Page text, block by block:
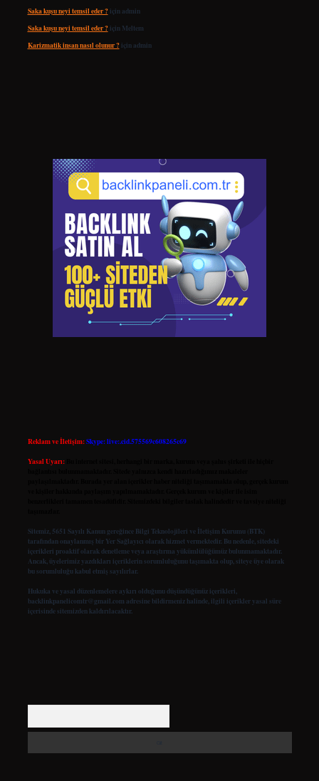
Saka kuşu neyi temsil eder ?içinadmin
Saka kuşu neyi temsil eder ?için Meltem
Karizmatik insan nasıl olunur ?içinadmin
Reklam ve İletişim:Skype: live:.cid.575569c608265c69
Yasal Uyarı:
Sitemiz, 5651 Sayılı Kanun gereğince Bilgi Teknolojileri ve İletişim Kurumu (BTK)
tarafından onaylanmış bir Yer Sağlayıcı olarak hizmet vermektedir. Bu nedenle, sitedeki
içerikleri proaktif olarak denetleme veya araştırma yükümlülüğümüz bulunmamaktadır.
Ancak, üyelerimiz yazdıkları içeriklerin sorumluluğunu taşımakta olup, siteye üye olarak
bu sorumluluğu kabul etmiş sayılırlar.
Hukuka ve yasal düzenlemelere aykırı olduğunu düşündüğünüz içerikleri,
backlinkpanelicomtr@gmail.com adresine bildirmeniz halinde, ilgili içerikler yasal süre
içerisinde sitemizden kaldırılacaktır.